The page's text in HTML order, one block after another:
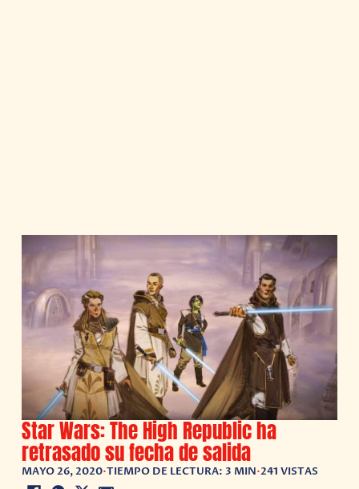
Star Wars: The High Republic ha
retrasado su fecha de salida
MAYO 26, 2020•TIEMPO DE LECTURA: 3 MIN•241 VISTAS